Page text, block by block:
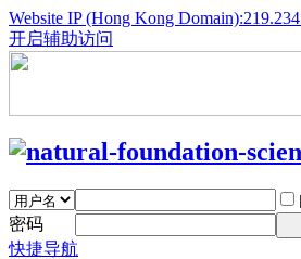
Website IP (Hong Kong
开启辅助访问
密码
快捷导航